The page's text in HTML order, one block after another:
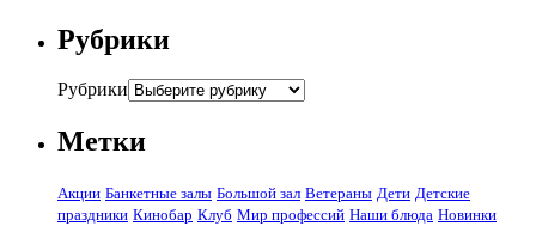
Рубрики
Рубрики
Метки
Акции Банкетные залы Большой зал Ветераны Дети Детские
праздники Кинобар Клуб Мир профессий Наши блюда Новинки